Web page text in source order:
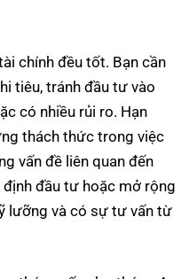
chính đều tốt. Bạn cần
tiêu, tránh đầu tư vào
có nhiều rủi ro. Hạn
thách thức trong việc
vấn đề liên quan đến
đầu tư hoặc mở rộng
lưỡng và có sự tư vấn từ